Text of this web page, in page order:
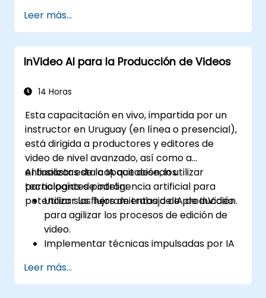
Mejorar las estrategias de redes sociales
con contenido de video generado por IA.
Analizar y optimizar el compromiso del
video utilizando ideas basadas en IA.
Leer más...
InVideo AI para la Producción de Videos
14 Horas
Esta capacitación en vivo, impartida por un
instructor en Uruguay (en línea o presencial),
está dirigida a productores y editores de
video de nivel avanzado, así como a
entusiastas de la IA que desean utilizar
tecnologías de inteligencia artificial para
potenciar sus flujos de trabajo de producción.
Al finalizar esta capacitación, los
participantes podrán:
Utilizar las herramientas de IA de InVideo
para agilizar los procesos de edición de
video.
Implementar técnicas impulsadas por IA
contenido en video.
Crear videos de calidad profesional
Leer más...